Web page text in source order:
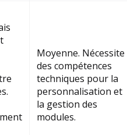
Moyenne. Nécessite
des compétences
techniques pour la
personnalisation et
la gestion des
modules.